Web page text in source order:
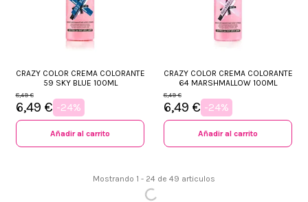
CRAZY COLOR CREMA COLORANTE
59 SKY BLUE 100ML
8,49 €
6,49 € -24%
Añadir al carrito
CRAZY COLOR CREMA COLORANTE
64 MARSHMALLOW 100ML
8,49 €
6,49 € -24%
Añadir al carrito
Mostrando 1 - 24 de 49 articulos